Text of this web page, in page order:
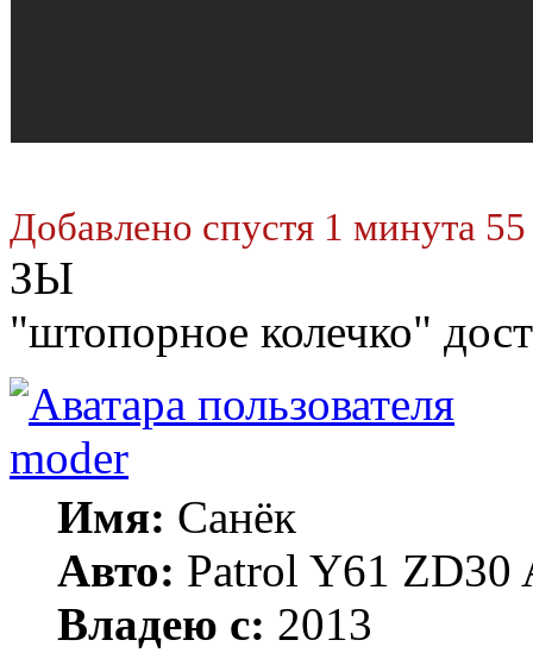
Добавлено спустя 1 минута
ЗЫ
"штопорное колечко"
moder
Имя: Санёк
Авто: Patrol Y61 ZD30
Владею с: 2013